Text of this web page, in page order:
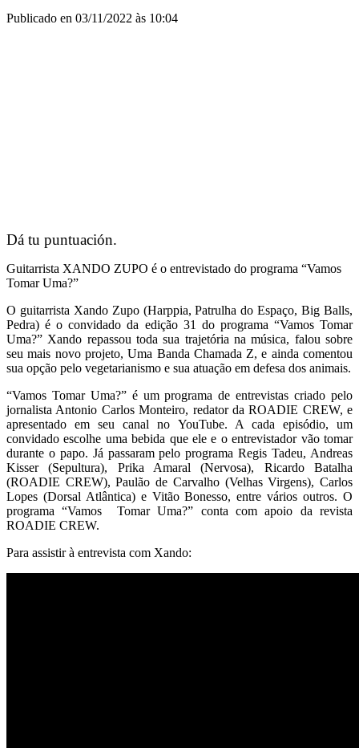
Publicado en 03/11/2022 às 10:04
Dá tu puntuación.
Guitarrista XANDO ZUPO é o entrevistado do programa “Vamos
Tomar Uma?”
O guitarrista Xando Zupo (Harppia, Patrulha do Espaço, Big Balls,
Pedra) é o convidado da edição 31 do programa “Vamos Tomar
Uma?” Xando repassou toda sua trajetória na música, falou sobre
seu mais novo projeto, Uma Banda Chamada Z, e ainda comentou
sua opção pelo vegetarianismo e sua atuação em defesa dos animais.
“Vamos Tomar Uma?” é um programa de entrevistas criado pelo
jornalista Antonio Carlos Monteiro, redator da ROADIE CREW, e
apresentado em seu canal no YouTube. A cada episódio, um
convidado escolhe uma bebida que ele e o entrevistador vão tomar
durante o papo. Já passaram pelo programa Regis Tadeu, Andreas
Kisser (Sepultura), Prika Amaral (Nervosa), Ricardo Batalha
(ROADIE CREW), Paulão de Carvalho (Velhas Virgens), Carlos
Lopes (Dorsal Atlântica) e Vitão Bonesso, entre vários outros. O
programa “Vamos Tomar Uma?” conta com apoio da revista
ROADIE CREW.
Para assistir à entrevista com Xando: